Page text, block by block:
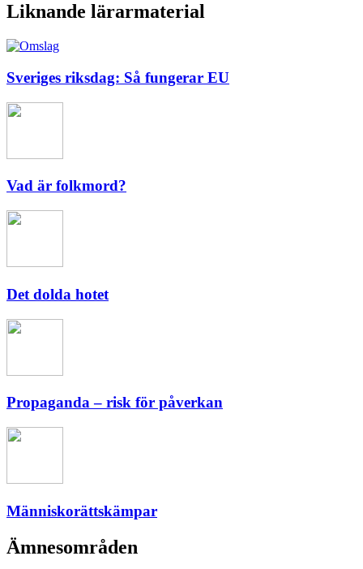
Liknande lärarmaterial
Sveriges riksdag: Så fungerar EU
Vad är folkmord?
Det dolda hotet
Propaganda – risk för påverkan
Människorättskämpar
Ämnesområden